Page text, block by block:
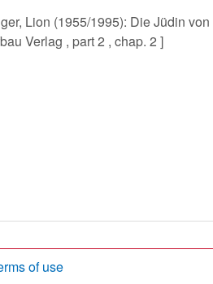
Lion (1955/1995): Die Jüdin von
Verlag , part 2 , chap. 2 ]
of use